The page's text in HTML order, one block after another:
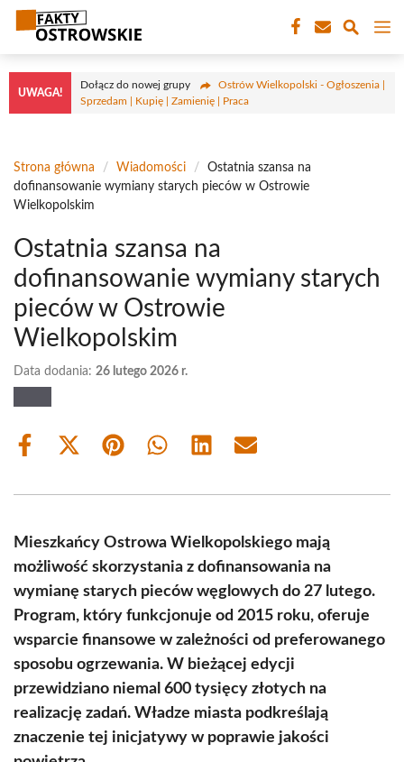
Przejdź
treści
UWAGA!
Dołącz do nowej grupy
Ostrów Wielkopolski - Ogłoszenia |
Sprzedam | Kupię | Zamienię | Praca
Strona główna / Wiadomości /
Ostatnia szansa na
dofinansowanie wymiany starych pieców w Ostrowie
Wielkopolskim
Ostatnia szansa na
dofinansowanie wymiany starych
pieców w Ostrowie
Wielkopolskim
Data dodania: 26 lutego 2026 r.
Share
Share
(Twitter)
Share Share Share Share
Mieszkańcy Ostrowa Wielkopolskiego mają
możliwość skorzystania z dofinansowania na
wymianę starych pieców węglowych do 27 lutego.
Program, który funkcjonuje od 2015 roku, oferuje
wsparcie finansowe w zależności od preferowanego
sposobu ogrzewania. W bieżącej edycji
przewidziano niemal 600 tysięcy złotych na
realizację zadań. Władze miasta podkreślają
znaczenie tej inicjatywy w poprawie jakości